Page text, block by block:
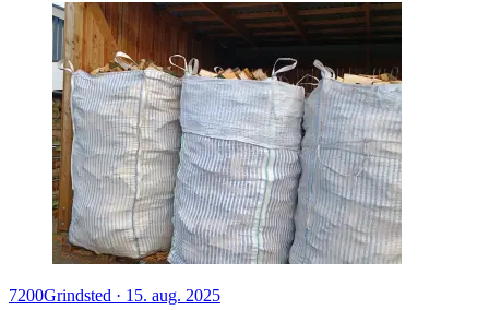
7200Grindsted · 15. aug. 2025